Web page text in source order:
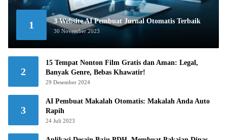
1 3 Website AI Pembuat Jurnal Otomatis Terbaik
30 November 2023
2
15 Tempat Nonton Film Gratis dan Aman: Legal,
Banyak Genre, Bebas Khawatir!
29 Desember 2024
3
AI Pembuat Makalah Otomatis: Makalah Anda Auto
Rapih
24 Juli 2023